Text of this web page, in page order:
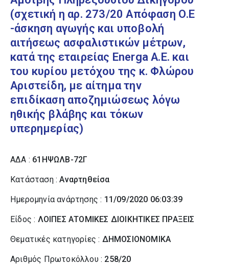
(σχετική η αρ. 273/20 Απόφαση Ο.Ε
-άσκηση αγωγής και υποβολή
αιτήσεως ασφαλιστικών μέτρων,
κατά της εταιρείας Εnerga Α.Ε. και
του κυρίου μετόχου της κ. Φλώρου
Αριστείδη, με αίτημα την
επιδίκαση αποζημιώσεως λόγω
ηθικής βλάβης και τόκων
υπερημερίας)
ΑΔΑ : 61ΗΨΩΛΒ-72Γ
Κατάσταση :Αναρτηθείσα
Ημερομηνία ανάρτησης : 11/09/2020 06:03:39
Είδος : ΛΟΙΠΕΣ ΑΤΟΜΙΚΕΣ ΔΙΟΙΚΗΤΙΚΕΣ ΠΡΑΞΕΙΣ
Θεματικές κατηγορίες : ΔΗΜΟΣΙΟΝΟΜΙΚΑ
Αριθμός Πρωτοκόλλου : 258/20